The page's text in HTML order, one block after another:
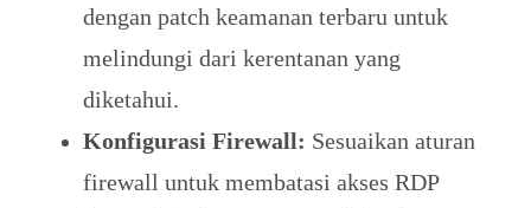
dengan patch keamanan terbaru untuk
melindungi dari kerentanan yang
diketahui.
Konfigurasi Firewall: Sesuaikan aturan
firewall untuk membatasi akses RDP